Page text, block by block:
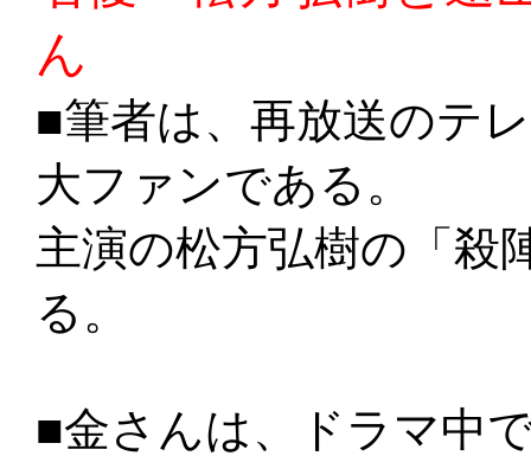
ん
■筆者は、再放送のテ
大ファンである。
主演の松方弘樹の「殺
る。
■金さんは、ドラマ中